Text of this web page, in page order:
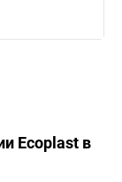
Ecoplast в